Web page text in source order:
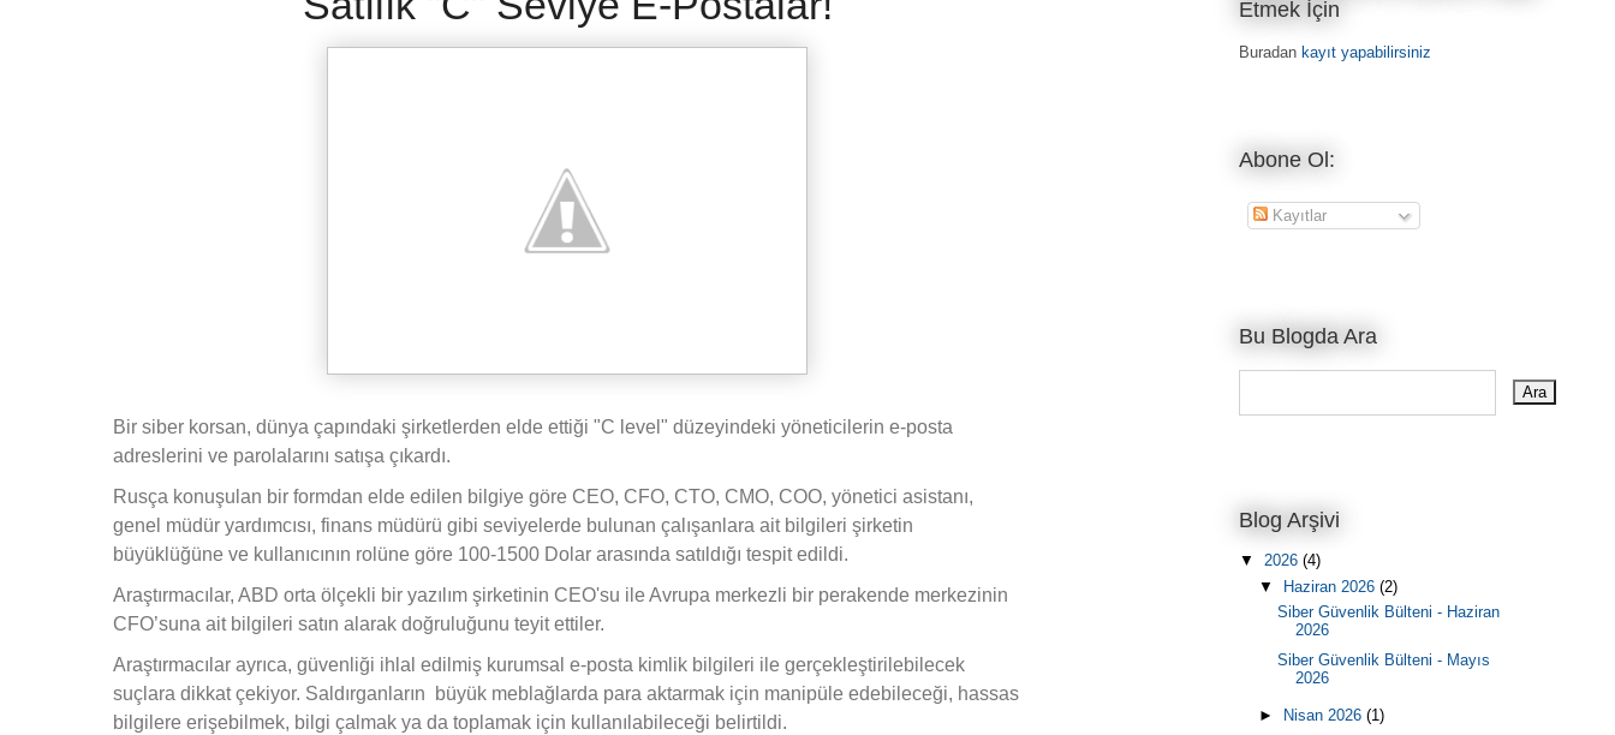
Bir siber korsan, dünya çapındaki şirketlerden elde ettiği "C level" düzeyindeki yöneticilerin e-posta
adreslerini ve parolalarını satışa çıkardı.
Rusça konuşulan bir formdan elde edilen bilgiye göre CEO, CFO, CTO, CMO, COO, yönetici asistanı,
genel müdür yardımcısı, finans müdürü gibi seviyelerde bulunan çalışanlara ait bilgileri şirketin
büyüklüğüne ve kullanıcının rolüne göre 100-1500 Dolar arasında satıldığı tespit edildi.
Araştırmacılar, ABD orta ölçekli bir yazılım şirketinin CEO'su ile Avrupa merkezli bir perakende merkezinin
CFO’suna ait bilgileri satın alarak doğruluğunu teyit ettiler.
Araştırmacılar ayrıca, güvenliği ihlal edilmiş kurumsal e-posta kimlik bilgileri ile gerçekleştirilebilecek
suçlara dikkat çekiyor. Saldırganların büyük meblağlarda para aktarmak için manipüle edebileceği, hassas
bilgilere erişebilmek, bilgi çalmak ya da toplamak için kullanılabileceği belirtildi.
Etmek İçin
Buradan kayıt yapabilirsiniz
Abone Ol:
Kayıtlar
Bu Blogda Ara
Blog Arşivi
▼ 2026 (4)
▼
Haziran 2026 (2)
Siber Güvenlik Bülteni - Haziran
2026
Siber Güvenlik Bülteni - Mayıs
2026
► Nisan 2026 (1)